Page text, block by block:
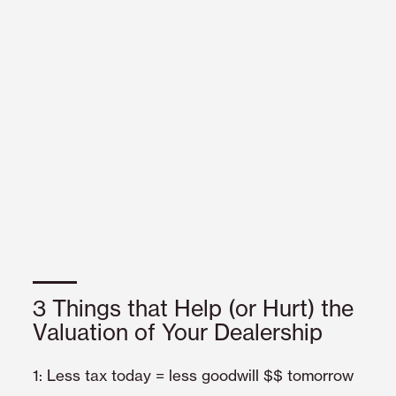
3 Things that Help (or Hurt) the
Valuation of Your Dealership
1: Less tax today = less goodwill $$ tomorrow